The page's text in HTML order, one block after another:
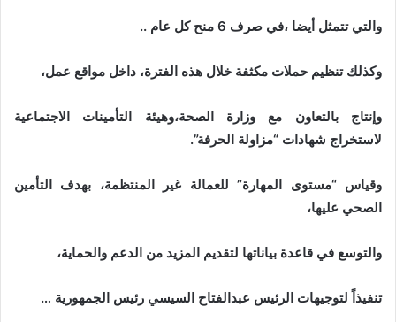
والتي تتمثل أيضا ،في صرف 6 منح كل عام ..
وكذلك تنظيم حملات مكثفة خلال هذه الفترة، داخل مواقع عمل،
وإنتاج بالتعاون مع وزارة الصحة،وهيئة التأمينات الاجتماعية
لاستخراج شهادات “مزاولة الحرفة”.
وقياس “مستوى المهارة” للعمالة غير المنتظمة، بهدف التأمين
الصحي عليها،
والتوسع في قاعدة بياناتها لتقديم المزيد من الدعم والحماية،
تنفيذاً لتوجيهات الرئيس عبدالفتاح السيسي رئيس الجمهورية …